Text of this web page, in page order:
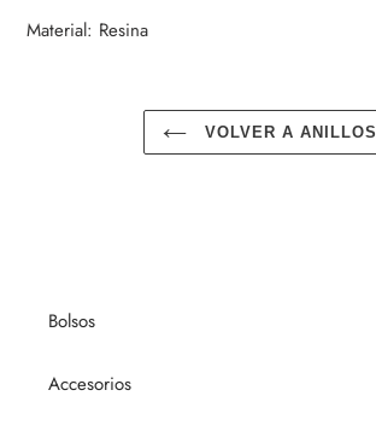
de
Material: Resina
VOLVER A ANILLOS
Bolsos
Accesorios